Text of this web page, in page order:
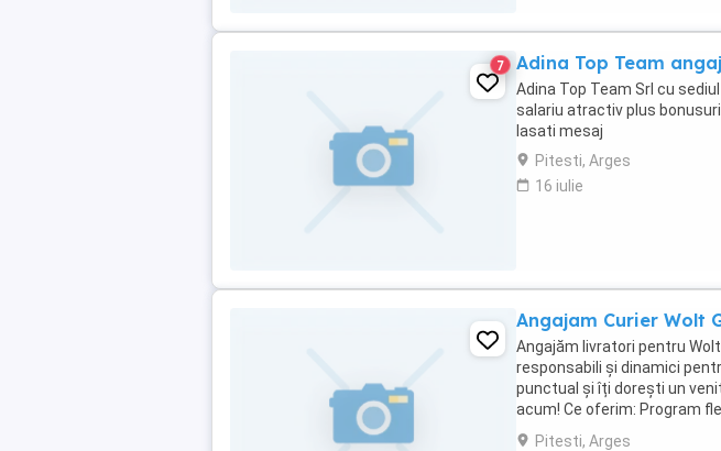
7 Adina Top Team
Adina Top Team Srl cu
salariu atractiv plus
lasati mesaj
Pitesti, Arges
16 iulie
Angajam Curier Wolt
Angajăm livratori pentru
responsabili și dinamici
punctual și îți dorești un
acum! Ce oferim: Program
competitive: 3.000 - 8.000 ...
Pitesti, Arges